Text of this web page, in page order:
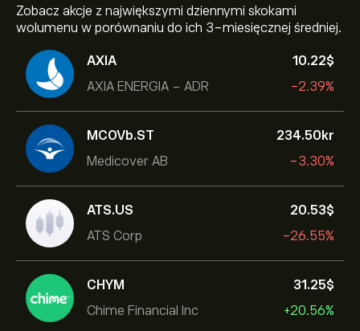
Zobacz akcje z największymi dziennymi skokami
wolumenu w porównaniu do ich 3-miesięcznej średniej.
AXIA
AXIA ENERGIA - ADR
10.22‎$‎
-2.39%
MCOVb.ST
Medicover AB
234.50‎kr‎
-3.30%
ATS.US
ATS Corp
20.53‎$‎
-26.55%
CHYM
Chime Financial Inc
31.25‎$‎
+20.56%